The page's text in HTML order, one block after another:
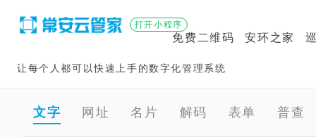
打开小程序
免费二维码 安环之家
让每个人都可以快速上手的数字化管理系统
文字 网址 名片 解码 表单 普查